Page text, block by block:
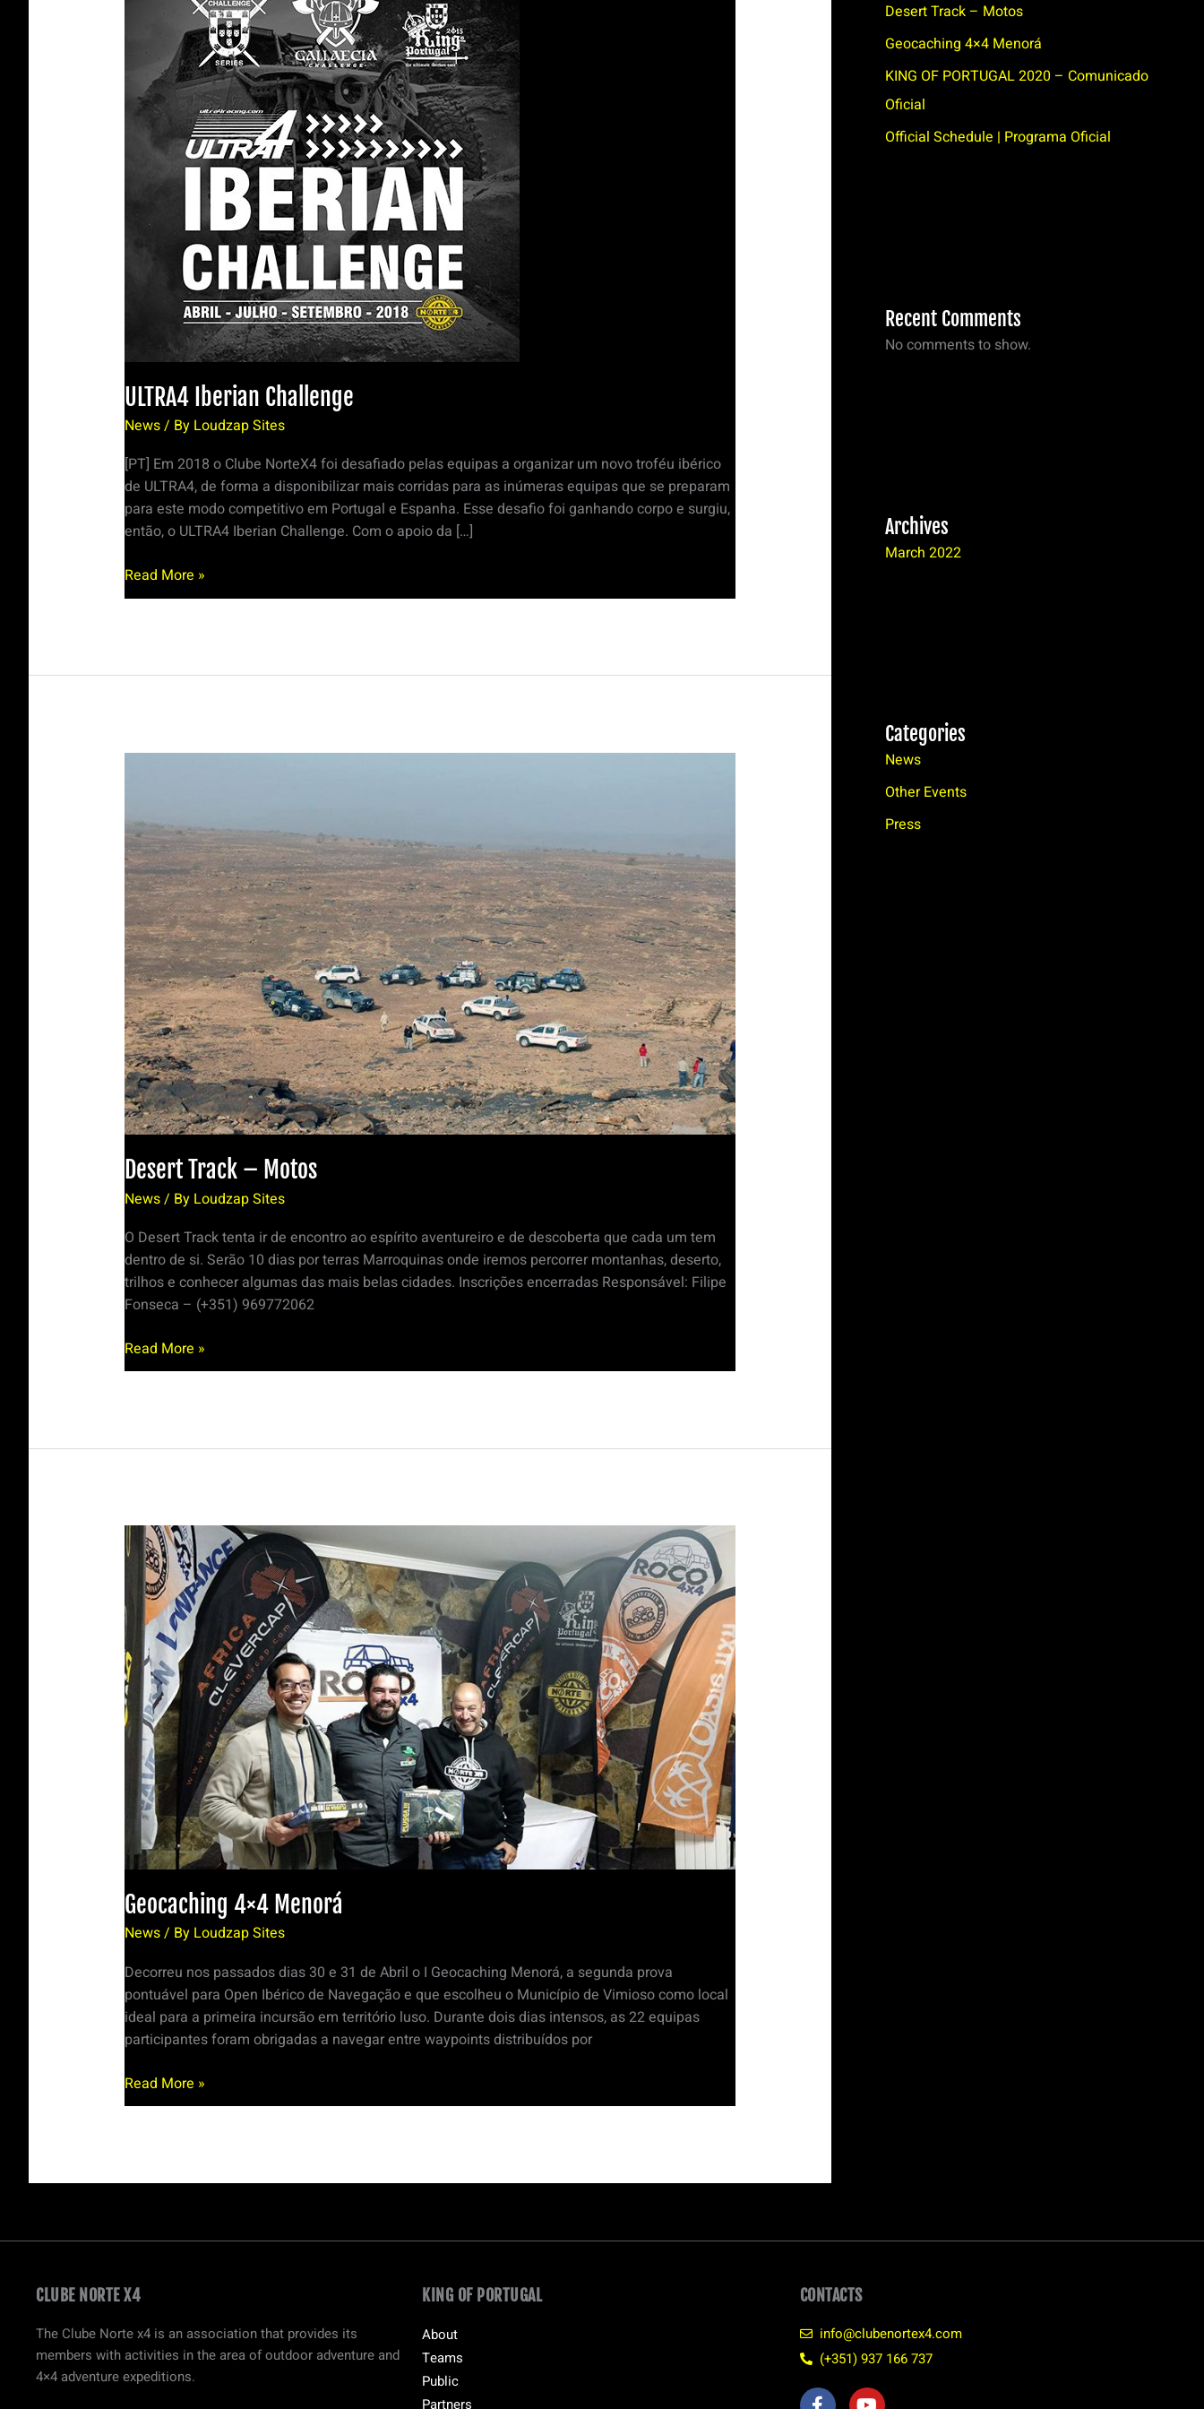
ULTRA4 Iberian Challenge
News/ By Loudzap Sites
[PT] Em 2018 o Clube NorteX4 foi desafiado pelas equipas a organizar um novo troféu ibérico
de ULTRA4, de forma a disponibilizar mais corridas para as inúmeras equipas que se preparam
para este modo competitivo em Portugal e Espanha. Esse desafio foi ganhando corpo e surgiu,
então, o ULTRA4 Iberian Challenge. Com o apoio da […]
Read More »
Desert Track – Motos
News/ By Loudzap Sites
O Desert Track tenta ir de encontro ao espírito aventureiro e de descoberta que cada um tem
dentro de si. Serão 10 dias por terras Marroquinas onde iremos percorrer montanhas, deserto,
trilhos e conhecer algumas das mais belas cidades. Inscrições encerradas Responsável: Filipe
Fonseca – (+351) 969772062
Motos
Read More »
Geocaching 4×4 Menorá
News/ By Loudzap Sites
Decorreu nos passados dias 30 e 31 de Abril o I Geocaching Menorá, a segunda prova
pontuável para Open Ibérico de Navegação e que escolheu o Município de Vimioso como local
ideal para a primeira incursão em território luso. Durante dois dias intensos, as 22 equipas
participantes foram obrigadas a navegar entre waypoints distribuídos por
Geocaching
4×4
Menorá
Read More »
Desert Track – Motos
Geocaching 4×4 Menorá
KING OF PORTUGAL 2020 – Comunicado
Oficial
Official Schedule | Programa Oficial
Recent Comments
No comments to show.
Archives
March 2022
Categories
News
Other Events
Press
CLUBE NORTE X4
The Clube Norte x4 is an association that provides its
members with activities in the area of outdoor adventure and
4×4 adventure expeditions.
KING OF PORTUGAL
About
Teams
Public
Partners
CONTACTS
info@clubenortex4.com
(+351) 937 166 737
F Y